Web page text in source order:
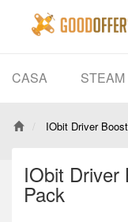
CASA STEAM
IObit Driver
IObit Driver
Pack